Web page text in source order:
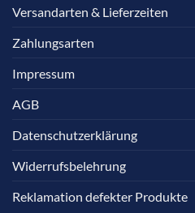
Versandarten & Lieferzeiten
Zahlungsarten
Impressum
AGB
Datenschutzerklärung
Widerrufsbelehrung
Reklamation defekter Produkte